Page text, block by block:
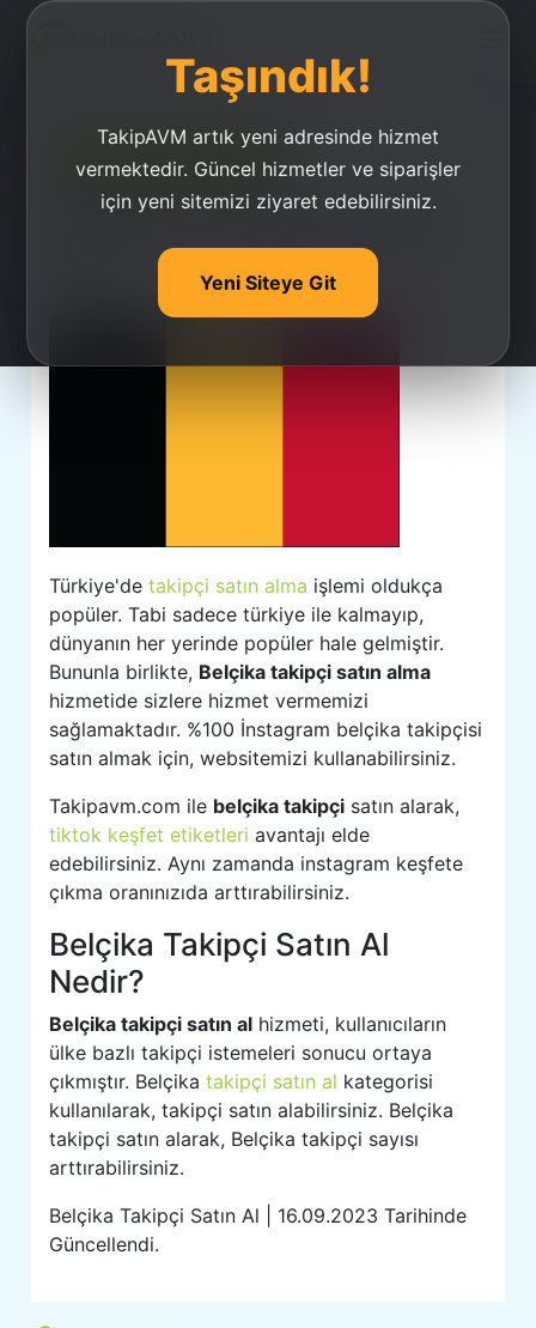
Taşındık!
TakipAVM artık yeni adresinde hizmet
vermektedir. Güncel hizmetler ve siparişler
için yeni sitemizi ziyaret edebilirsiniz.
Yeni Siteye Git
Ucuz Takipçi Satın Al
Belçika Takipçi Satın
Türkiye'detakipçi satın alma işlemi oldukça
popüler. Tabi sadece türkiye ile kalmayıp,
dünyanın her yerinde popüler hale gelmiştir.
Bununla birlikte, Belçika takipçi satın alma
hizmetide sizlere hizmet vermemizi
sağlamaktadır. %100 İnstagram belçika takipçisi
satın almak için, websitemizi kullanabilirsiniz.
Takipavm.com ile belçika takipçi satın alarak,
tiktok keşfet etiketleri avantajı elde
edebilirsiniz. Aynı zamanda instagram keşfete
çıkma oranınızıda arttırabilirsiniz.
Belçika Takipçi Satın Al
Nedir?
Belçika takipçi satın al hizmeti, kullanıcıların
ülke bazlı takipçi istemeleri sonucu ortaya
çıkmıştır. Belçikatakipçi satın al kategorisi
kullanılarak, takipçi satın alabilirsiniz. Belçika
takipçi satın alarak, Belçika takipçi sayısı
arttırabilirsiniz.
Belçika Takipçi Satın Al | 16.09.2023 Tarihinde
Güncellendi.